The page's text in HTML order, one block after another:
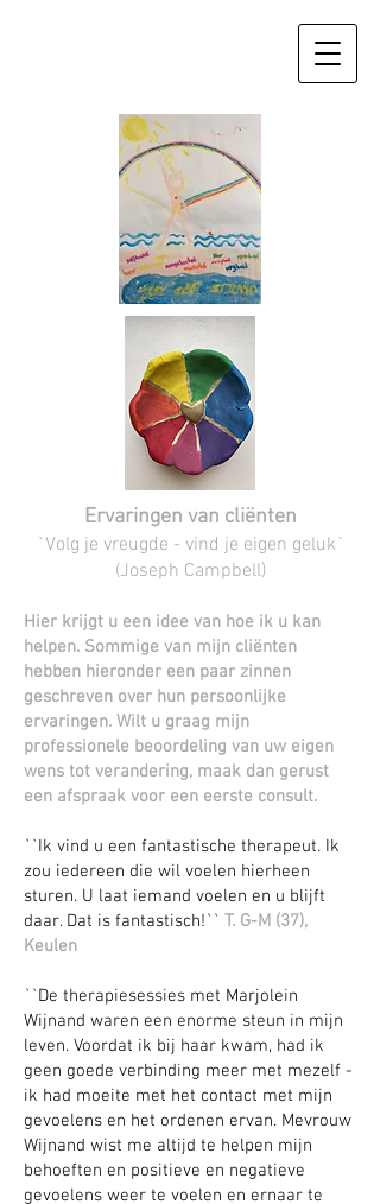
Ervaringen van cliënten
`Volg je vreugde - vind je eigen geluk`
(Joseph Campbell)
Hier krijgt u een idee van hoe ik u kan
helpen. Sommige van mijn cliënten
hebben hieronder een paar zinnen
geschreven over hun persoonlijke
ervaringen. Wilt u graag mijn
professionele beoordeling van uw eigen
wens tot verandering, maak dan gerust
een afspraak voor een eerste consult.
``Ik vind u een fantastische therapeut. Ik
zou iedereen die wil voelen hierheen
sturen. U laat iemand voelen en u blijft
daar. Dat is fantastisch!`` T. G-M (37),
Keulen
``De therapiesessies met Marjolein
Wijnand waren een enorme steun in mijn
leven. Voordat ik bij haar kwam, had ik
geen goede verbinding meer met mezelf -
ik had moeite met het contact met mijn
gevoelens en het ordenen ervan. Mevrouw
Wijnand wist me altijd te helpen mijn
behoeften en positieve en negatieve
gevoelens weer te voelen en ernaar te